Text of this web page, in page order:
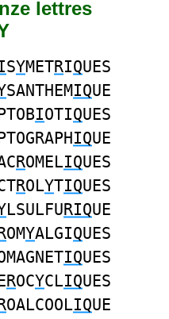
lettres
SYMETRIQUES
SANTHEMIQUE
IOTIQUES
IQUE
ROMELIQUES
ROLYTIQUES
LSULFURIQUE
OMYALGIQUES
IQUES
ROCYCLIQUES
OALCOOLIQUE